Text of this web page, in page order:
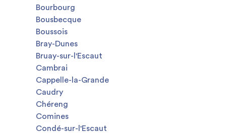
Bourbourg
Bousbecque
Boussois
Bray-Dunes
Bruay-sur-l'Escaut
Cambrai
Cappelle-la-Grande
Caudry
Chéreng
Comines
Condé-sur-l'Escaut